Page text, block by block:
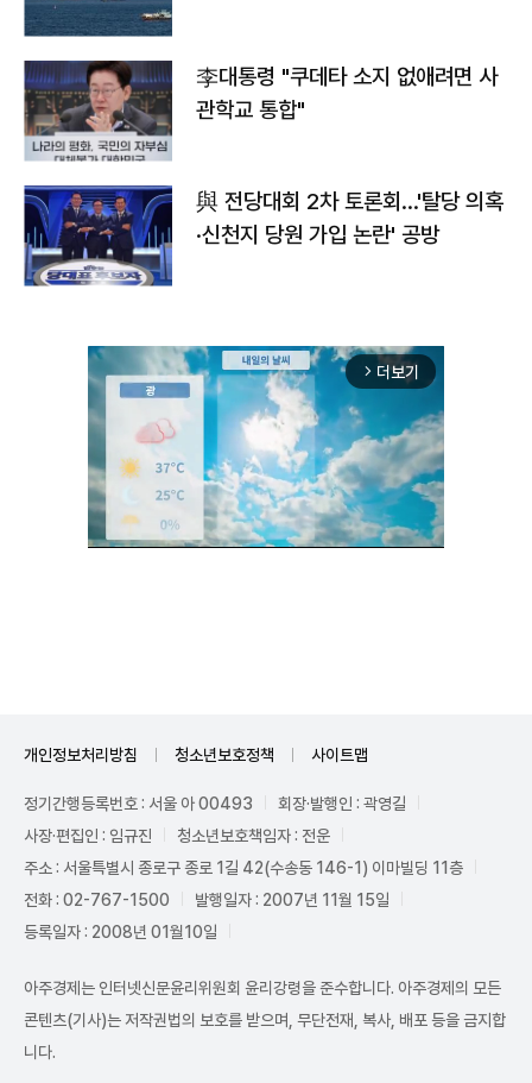
李대통령 "쿠데타 소지 없애려면 사
관학교 통합"
與 전당대회 2차 토론회…'탈당 의혹
·신천지 당원 가입 논란' 공방
arrow_forward_ios 더보기
개인정보처리방침 청소년보호정책 사이트맵
정기간행등록번호 : 서울 아 00493
회장·발행인 : 곽영길
사장·편집인 : 임규진
청소년보호책임자 : 전운
주소 : 서울특별시 종로구 종로 1길 42(수송동 146-1) 이마빌딩 11층
전화 : 02-767-1500
발행일자 : 2007년 11월 15일
등록일자 : 2008년 01월10일
아주경제는 인터넷신문윤리위원회 윤리강령을 준수합니다. 아주경제의 모든
콘텐츠(기사)는 저작권법의 보호를 받으며, 무단전재, 복사, 배포 등을 금지합
니다.